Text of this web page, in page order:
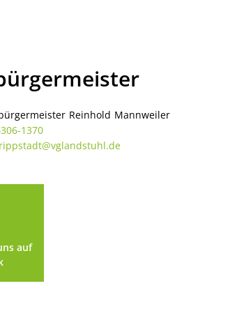
Reinhold Mannweiler
1370
auf